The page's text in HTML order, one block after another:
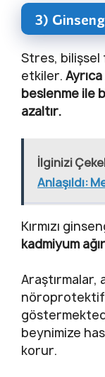
3)
Stres, bilişsel
etkiler.
beslenme ile
azaltır.
İlginizi
Anlaşıldı:
Kırmızı
kadmiyum
nöroprotektif
beynimize
korur.